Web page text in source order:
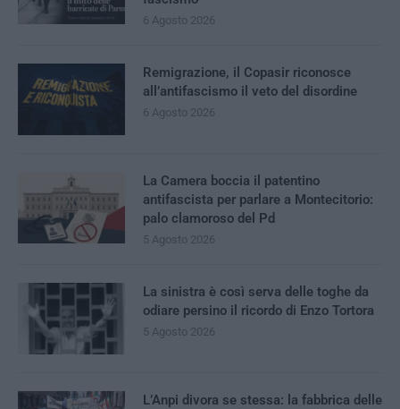
6 Agosto 2026
Remigrazione, il Copasir riconosce
all’antifascismo il veto del disordine
6 Agosto 2026
La Camera boccia il patentino
antifascista per parlare a Montecitorio:
palo clamoroso del Pd
5 Agosto 2026
La sinistra è così serva delle toghe da
odiare persino il ricordo di Enzo Tortora
5 Agosto 2026
L’Anpi divora se stessa: la fabbrica delle